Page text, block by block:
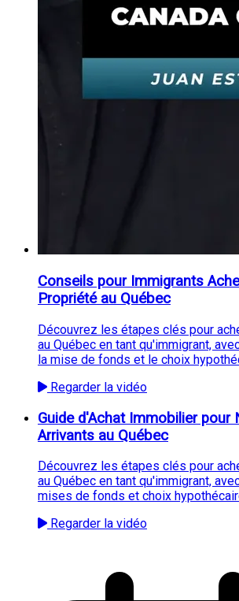
Conseils pour Immigrants
Propriété au Québec
Découvrez les étapes clés pour
au Québec en tant qu'immigrant,
la mise de fonds et le choix
Regarder la vidéo
Guide d'Achat Immobilier pour
Arrivants au Québec
Découvrez les étapes clés pour
au Québec en tant qu'immigrant,
mises de fonds et choix
Regarder la vidéo